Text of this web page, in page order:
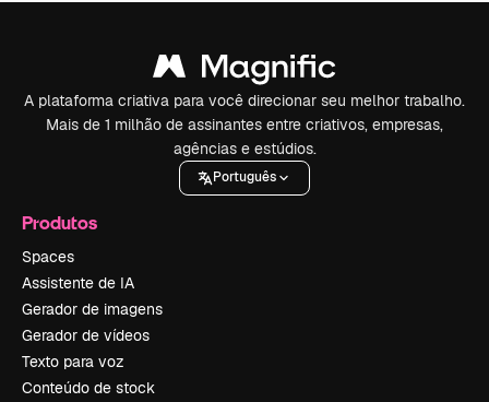
A plataforma criativa para você direcionar seu melhor trabalho.
Mais de 1 milhão de assinantes entre criativos, empresas,
agências e estúdios.
Português
Produtos
Spaces
Assistente de IA
Gerador de imagens
Gerador de vídeos
Texto para voz
Conteúdo de stock